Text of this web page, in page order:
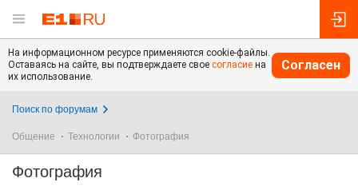
На информационном ресурсе применяются cookie-файлы.
Оставаясь на сайте, вы подтверждаете свое согласие на
их использование.
Согласен
Поиск по форумам
Общение Технологии Фотография
Фотография